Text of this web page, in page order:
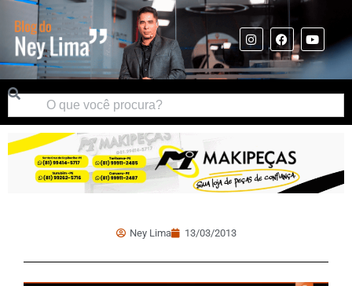
Ney Lima 13/03/2013